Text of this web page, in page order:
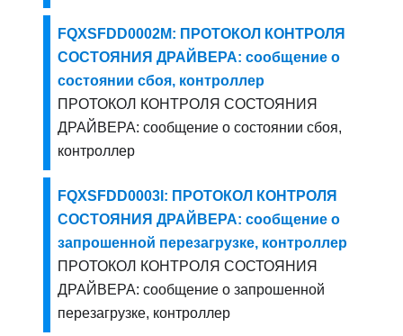
FQXSFDD0002M: ПРОТОКОЛ КОНТРОЛЯ
СОСТОЯНИЯ ДРАЙВЕРА: сообщение о
состоянии сбоя, контроллер
ПРОТОКОЛ КОНТРОЛЯ СОСТОЯНИЯ
ДРАЙВЕРА: сообщение о состоянии сбоя,
контроллер
FQXSFDD0003I: ПРОТОКОЛ КОНТРОЛЯ
СОСТОЯНИЯ ДРАЙВЕРА: сообщение о
запрошенной перезагрузке, контроллер
ПРОТОКОЛ КОНТРОЛЯ СОСТОЯНИЯ
ДРАЙВЕРА: сообщение о запрошенной
перезагрузке, контроллер